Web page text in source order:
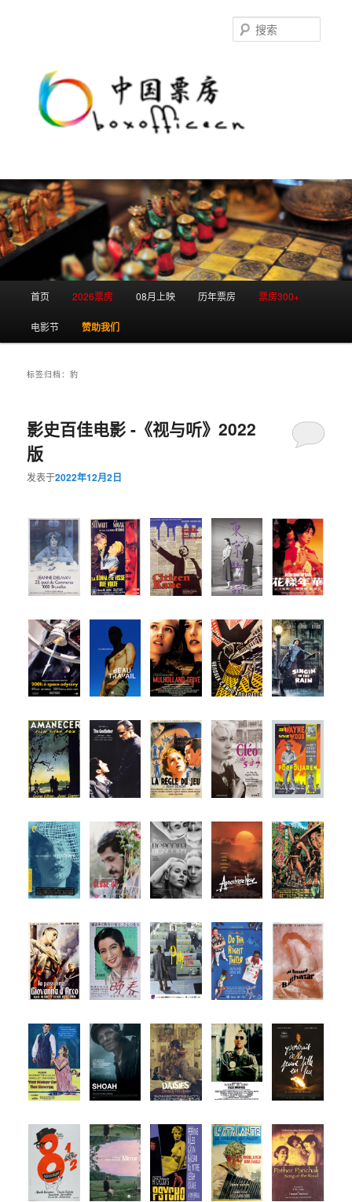
首页 2026票房 08月上映 历年票房 票房300+
电影节 赞助我们
标签归档：豹
影史百佳电影 -《视与听》2022
版
发表于2022年12月2日